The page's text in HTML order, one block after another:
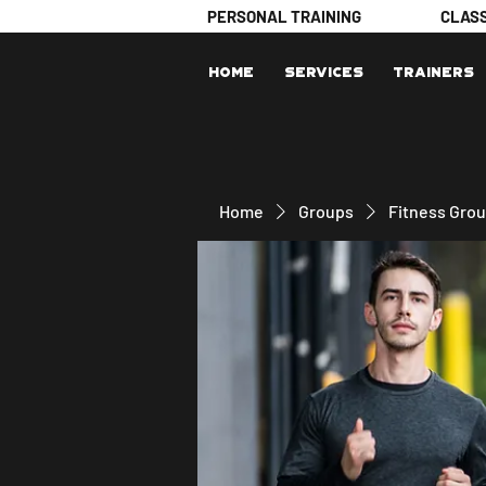
Home Services Trainers
PERSONAL TRAINING
Home Groups Fitness